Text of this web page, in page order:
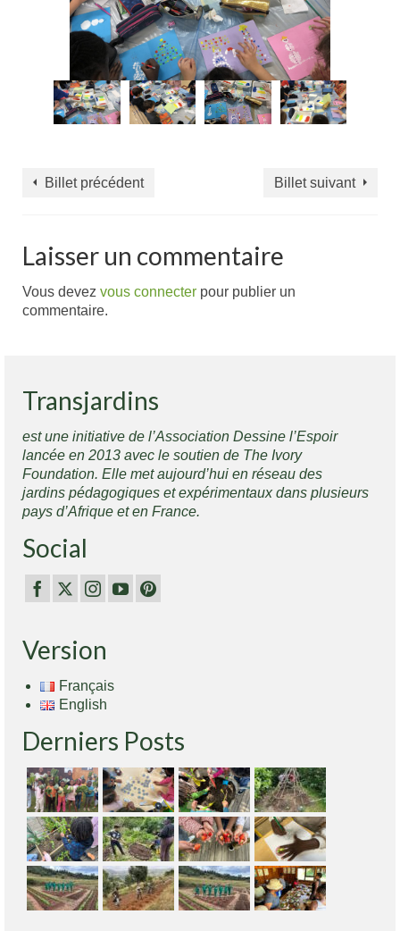
Billet précédent Billet suivant
Laisser un commentaire
Vous devez vous connecter pour publier un
commentaire.
Transjardins
est une initiative de l’Association Dessine l’Espoir
lancée en 2013 avec le soutien de The Ivory
Foundation. Elle met aujourd’hui en réseau des
jardins pédagogiques et expérimentaux dans plusieurs
pays d’Afrique et en France.
Social
Version
Français
English
Derniers Posts